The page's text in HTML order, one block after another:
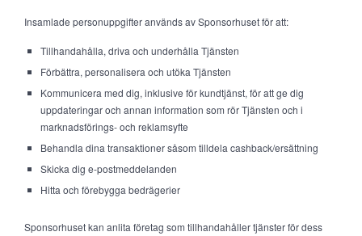
Insamlade personuppgifter används av Sponsorhuset för att:
Tillhandahålla, driva och underhålla Tjänsten
Förbättra, personalisera och utöka Tjänsten
Kommunicera med dig, inklusive för kundtjänst, för att ge dig
uppdateringar och annan information som rör Tjänsten och i
marknadsförings- och reklamsyfte
Behandla dina transaktioner såsom tilldela cashback/ersättning
Skicka dig e-postmeddelanden
Hitta och förebygga bedrägerier
Sponsorhuset kan anlita företag som tillhandahåller tjänster för dess